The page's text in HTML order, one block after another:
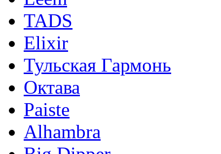
TADS
Elixir
Тульская Гармонь
Октава
Paiste
Alhambra